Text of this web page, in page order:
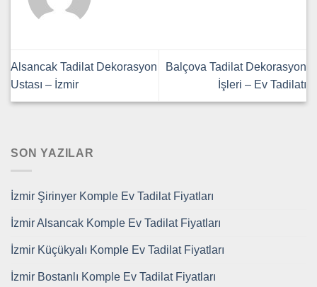
Alsancak Tadilat Dekorasyon
Ustası – İzmir
Balçova Tadilat Dekorasyon
İşleri – Ev Tadilatı
SON YAZILAR
İzmir Şirinyer Komple Ev Tadilat Fiyatları
İzmir Alsancak Komple Ev Tadilat Fiyatları
İzmir Küçükyalı Komple Ev Tadilat Fiyatları
İzmir Bostanlı Komple Ev Tadilat Fiyatları